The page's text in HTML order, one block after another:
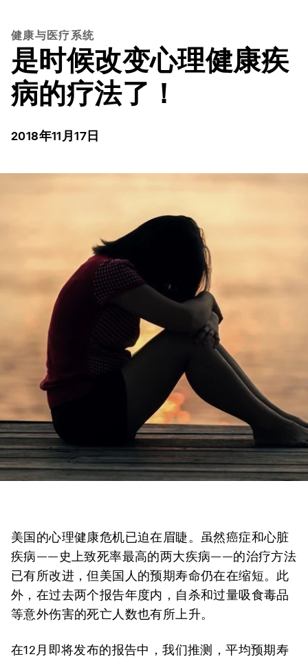
健康与医疗系统
是时候改变心理健康疾
病的疗法了！
2018年11月17日
美国的心理健康危机已迫在眉睫。虽然癌症和心脏
疾病——史上致死率最高的两大疾病——的治疗方法
已有所改进，但美国人的预期寿命仍在在缩短。此
外，在过去两个报告年度内，自杀和过量吸食毒品
等意外伤害的死亡人数也有所上升。
在12月即将发布的报告中，我们推测，平均预期寿